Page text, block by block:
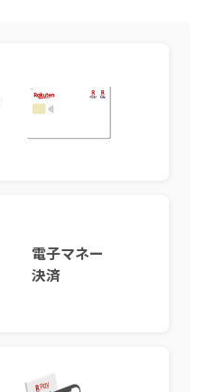
電子マネー
決済